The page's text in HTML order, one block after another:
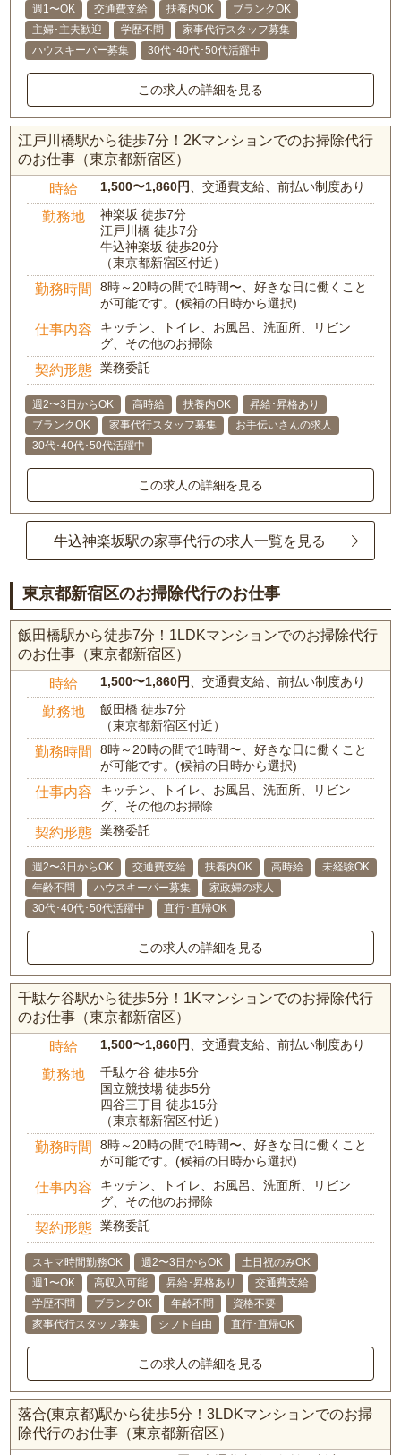
週1〜OK 交通費支給 扶養内OK
ブランクOK
主婦･主夫歓迎
学歴不問
家事代行スタッフ募集
ハウスキーパー募集
30代･40代･50代活躍中
この求人の詳細を見る
江戸川橋駅から徒歩7分！2Kマンションでのお掃除代行
のお仕事（東京都新宿区）
時給 1,500〜1,860円、交通費支給、前払い制度あり
勤務地
神楽坂 徒歩7分
江戸川橋 徒歩7分
牛込神楽坂 徒歩20分
（東京都新宿区付近）
勤務時間
8時～20時の間で1時間〜、好きな日に働くこと
が可能です。(候補の日時から選択)
仕事内容
キッチン、トイレ、お風呂、洗面所、リビン
グ、その他のお掃除
契約形態 業務委託
週2〜3日からOK 高時給 扶養内OK
昇給･昇格あり
ブランクOK
家事代行スタッフ募集
お手伝いさんの求人
30代･40代･50代活躍中
この求人の詳細を見る
牛込神楽坂駅の家事代行の求人一覧を見る
東京都新宿区のお掃除代行のお仕事
飯田橋駅から徒歩7分！1LDKマンションでのお掃除代行
のお仕事（東京都新宿区）
時給 1,500〜1,860円 、交通費支給、前払い制度あり
勤務地
飯田橋 徒歩7分
（東京都新宿区付近）
勤務時間
8時～20時の間で1時間〜、好きな日に働くこと
が可能です。(候補の日時から選択)
仕事内容
キッチン、トイレ、お風呂、洗面所、リビン
グ、その他のお掃除
契約形態 業務委託
週2〜3日からOK 交通費支給 扶養内OK 高時給
未経験OK
年齢不問
ハウスキーパー募集
家政婦の求人
30代･40代･50代活躍中
直行･直帰OK
この求人の詳細を見る
千駄ケ谷駅から徒歩5分！1Kマンションでのお掃除代行
のお仕事（東京都新宿区）
時給 1,500〜1,860円 、交通費支給、前払い制度あり
勤務地
千駄ケ谷 徒歩5分
国立競技場 徒歩5分
四谷三丁目 徒歩15分
（東京都新宿区付近）
勤務時間
8時～20時の間で1時間〜、好きな日に働くこと
が可能です。(候補の日時から選択)
仕事内容
キッチン、トイレ、お風呂、洗面所、リビン
グ、その他のお掃除
契約形態 業務委託
スキマ時間勤務OK 週2〜3日からOK
土日祝のみOK
週1〜OK
高収入可能 昇給･昇格あり
交通費支給
学歴不問
ブランクOK 年齢不問
資格不要
家事代行スタッフ募集
シフト自由 直行･直帰OK
この求人の詳細を見る
落合(東京都)駅から徒歩5分！3LDKマンションでのお掃
除代行のお仕事（東京都新宿区）